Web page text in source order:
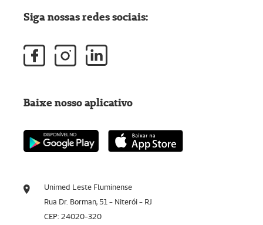
Unimed Leste Fluminense
Rua Dr. Borman, 51 - Niterói - RJ
CEP: 24020-320
Siga nossas redes sociais:
Baixe nosso aplicativo